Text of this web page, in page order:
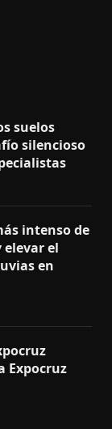
suelos
silencioso
intenso de
elevar el
en
Expocruz